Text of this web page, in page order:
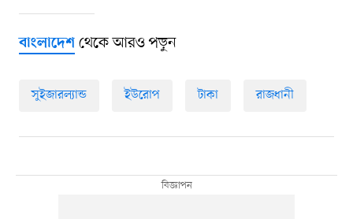
বাংলাদেশথেকে আরও পড়ুন
সুইজারল্যান্ড ইউরোপ টাকা রাজধানী